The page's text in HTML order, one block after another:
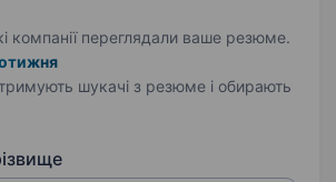
компанії переглядали ваше резюме.
шукачі з резюме і обирають